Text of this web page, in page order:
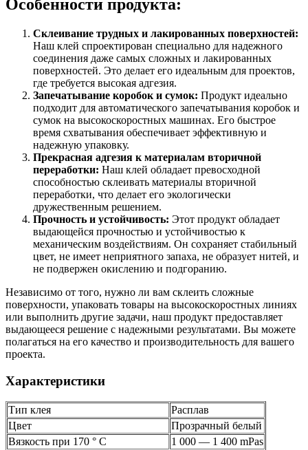
Особенности продукта:
Склеивание трудных и лакированных поверхностей:
Наш клей спроектирован специально для надежного
соединения даже самых сложных и лакированных
поверхностей. Это делает его идеальным для проектов,
где требуется высокая адгезия.
Запечатывание коробок и сумок: Продукт идеально
подходит для автоматического запечатывания коробок и
сумок на высокоскоростных машинах. Его быстрое
время схватывания обеспечивает эффективную и
надежную упаковку.
Прекрасная адгезия к материалам вторичной
переработки: Наш клей обладает превосходной
способностью склеивать материалы вторичной
переработки, что делает его экологически
дружественным решением.
Прочность и устойчивость: Этот продукт обладает
выдающейся прочностью и устойчивостью к
механическим воздействиям. Он сохраняет стабильный
цвет, не имеет неприятного запаха, не образует нитей, и
не подвержен окислению и подгоранию.
Независимо от того, нужно ли вам склеить сложные
поверхности, упаковать товары на высокоскоростных линиях
или выполнить другие задачи, наш продукт предоставляет
выдающееся решение с надежными результатами. Вы можете
полагаться на его качество и производительность для вашего
проекта.
Характеристики
Тип клея
Расплав
Цвет
Прозрачный белый
Вязкость при 170 ° C
1 000 — 1 400 mPas